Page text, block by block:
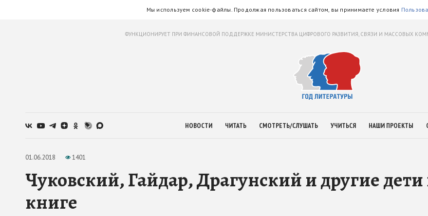
Мы используем cookie-файлы. Продолжая пользоваться сайтом, вы принимаете условия
ФУНКЦИОНИРУЕТ ПРИ ФИНАНСОВОЙ ПОДДЕРЖКЕ МИНИСТЕРСТВА ЦИФРОВОГО РАЗВИТИЯ, СВЯЗИ И МАССОВЫХ
НОВОСТИ ЧИТАТЬ СМОТРЕТЬ/СЛУШАТЬ УЧИТЬСЯ НАШИ ПРОЕКТЫ
01.06.2018 1401
Чуковский, Гайдар, Драгунский и другие дети
книге